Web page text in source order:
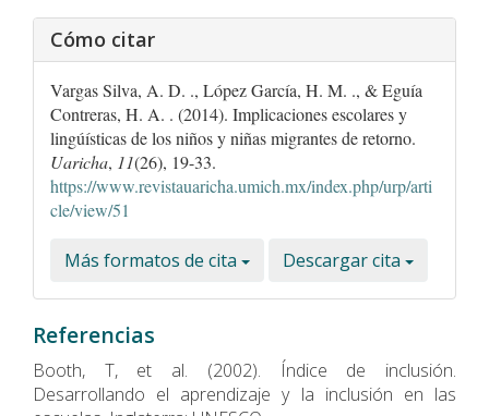
Cómo citar
Vargas Silva, A. D. ., López García, H. M. ., & Eguía
Contreras, H. A. . (2014). Implicaciones escolares y
lingúí­sticas de los niños y niñas migrantes de retorno.
Uaricha, 11(26), 19-33.
https://www.revistauaricha.umich.mx/index.php/urp/arti
cle/view/51
Más formatos de cita Descargar cita
Referencias
Booth, T, et al. (2002). Índice de inclusión.
Desarrollando el aprendizaje y la inclusión en las